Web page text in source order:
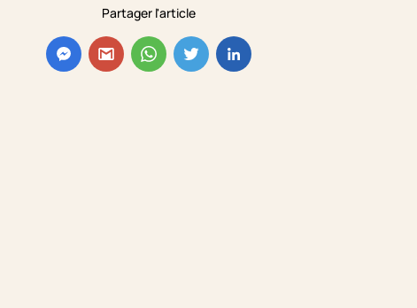
Partager l'article